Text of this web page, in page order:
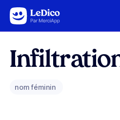
Aller au contenu
nom féminin